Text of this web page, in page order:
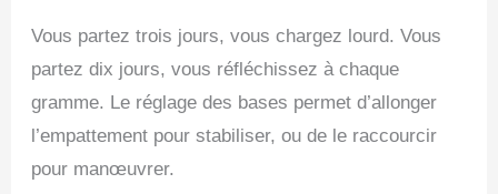
Vous partez trois jours, vous chargez lourd. Vous
partez dix jours, vous réfléchissez à chaque
gramme. Le réglage des bases permet d’allonger
l’empattement pour stabiliser, ou de le raccourcir
pour manœuvrer.